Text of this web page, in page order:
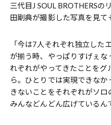
三代目J SOUL BROTHERS
田剛典が撮影した写真を見て
「今は7人それぞれ独立した
が揃う時、やっぱりすげぇな
れぞれがやってきたことをグ
ら。ひとりでは実現できな
きないことをそれぞれがソ
みんなどんどん広げているん